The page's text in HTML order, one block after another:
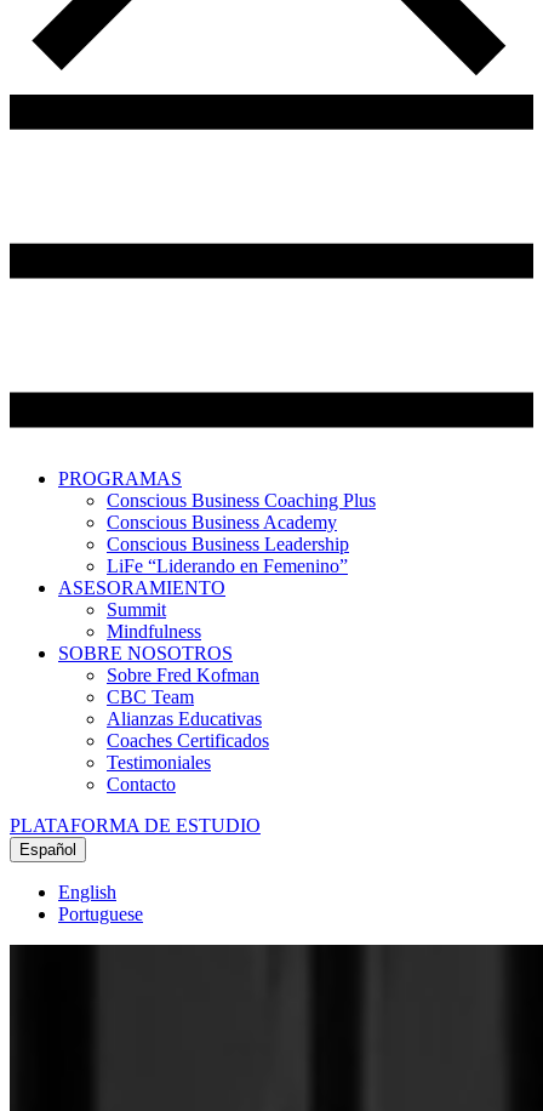
PROGRAMAS
Conscious Business Coaching Plus
Conscious Business Academy
Conscious Business Leadership
LiFe “Liderando en Femenino”
ASESORAMIENTO
Summit
Mindfulness
SOBRE NOSOTROS
Sobre Fred Kofman
CBC Team
Alianzas Educativas
Coaches Certificados
Testimoniales
Contacto
PLATAFORMA DE ESTUDIO
Español
English
Portuguese